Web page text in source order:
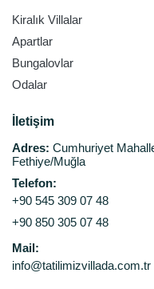
Kiralık Villalar
Apartlar
Bungalovlar
Odalar
İletişim
Adres: Cumhuriyet
Fethiye/Muğla
Telefon:
+90 545 309 07 48
+90 850 305 07 48
Mail:
info@tatilimizvillada.com.tr